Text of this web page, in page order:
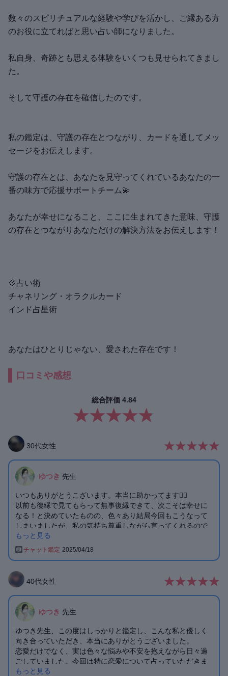
数々のスピリチュアルな経験や学びを活かし、ご縁ある方
のお役に立てればと思い占い師になりました。
私自身、奇跡とも思える体験をいくつも見せられてきまし
た。
そして守護の存在を確信したのです。
私の鑑定は、守護の存在とつながり、カードを通してメッ
セージをお伝えします。
守護の存在とは、あなたを見守ってくれているあなたの一
番の味方で応援サポートチーム💫
あなたが幸せになること、ここに生まれてきた意味、守護
の存在とつながりあなただけの解決方法をお伝えします！
💠占い術
チャネリング・オラクルカード
インド占星術
あなたはひとりじゃない、愛された存在です！
口コミや感想
総合評価 4.84
30代女性
ゆつき 先生
いつもありがとうこざいます。本当に助かってます🙇‍♀️
以前も復縁で見てもらって無事復縁できて、次こそは幸せに
なる！と決めていたものの、色々あり結局今回もこうなって
しまいましたが、私の気持ち尊重しながら言ってくれるので
また寄り添ってくれるので落ち着くことが出来ます🙂‍↕️どう切
り開くかは自分次第ですが、今回もありがとうこざいました
もっと見る
チャット鑑定 2025/04/18
40代女性
ゆつき 先生
ゆつき先生、この度はしっかりと鑑定し、こんな私と優しく
向き合っていただき、本当にありがとうございました。
恋愛だけでなく、実は色々な悩みや不安を抱えながら日々過
ごしていました。今回は特に恋愛について占っていただきま
したが、リアルタイムで先生とじっくりお話ができ、先生の
もっと見る